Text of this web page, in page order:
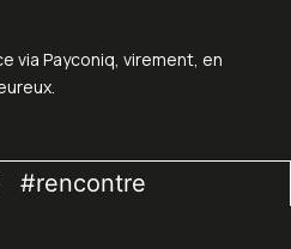
via Payconiq, virement, en
#rencontre